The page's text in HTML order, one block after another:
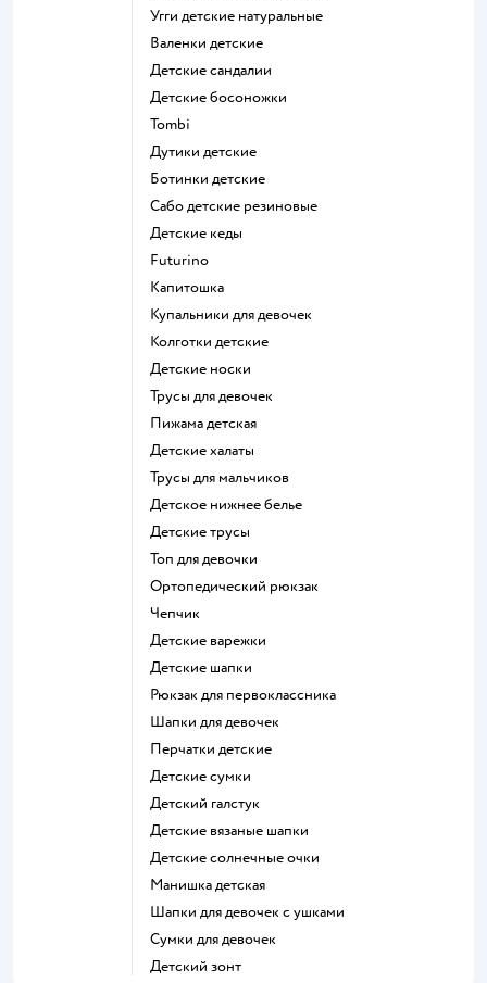
Угги детские натуральные
Валенки детские
Детские сандалии
Детские босоножки
Tombi
Дутики детские
Ботинки детские
Сабо детские резиновые
Детские кеды
Futurino
Капитошка
Купальники для девочек
Колготки детские
Детские носки
Трусы для девочек
Пижама детская
Детские халаты
Трусы для мальчиков
Детское нижнее белье
Детские трусы
Топ для девочки
Ортопедический рюкзак
Чепчик
Детские варежки
Детские шапки
Рюкзак для первоклассника
Шапки для девочек
Перчатки детские
Детские сумки
Детский галстук
Детские вязаные шапки
Детские солнечные очки
Манишка детская
Шапки для девочек с ушками
Сумки для девочек
Детский зонт